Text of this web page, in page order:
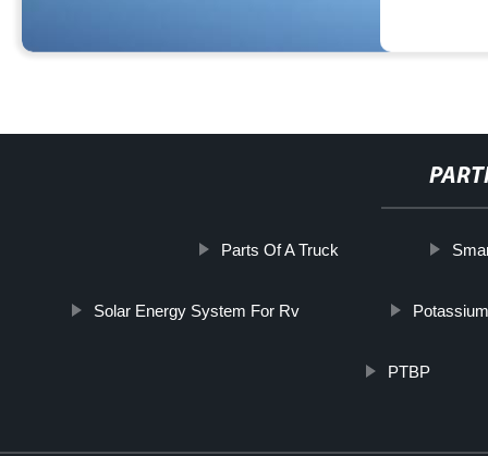
Parts Of A Truck
Solar Energy System For Rv
PTBP